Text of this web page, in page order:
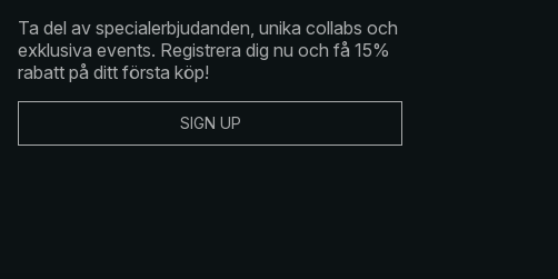
Ta del av specialerbjudanden, unika collabs och
exklusiva events. Registrera dig nu och få 15%
rabatt på ditt första köp!
SIGN UP